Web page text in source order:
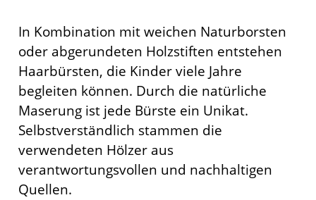
In Kombination mit weichen Naturborsten
oder abgerundeten Holzstiften entstehen
Haarbürsten, die Kinder viele Jahre
begleiten können. Durch die natürliche
Maserung ist jede Bürste ein Unikat.
Selbstverständlich stammen die
verwendeten Hölzer aus
verantwortungsvollen und nachhaltigen
Quellen.